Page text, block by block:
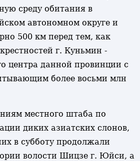
среду обитания в
автономном округе и
500 км перед тем, как
г. Куньмин -
центра данной провинции с
более восьми млн
местного штаба по
диких азиатских слонов,
в субботу продолжали
волости Шицзе г. Юйси, а